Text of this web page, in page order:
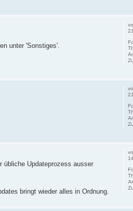
unter 'Sonstiges'.
übliche Updateprozess ausser
bringt wieder alles in Ordnung.